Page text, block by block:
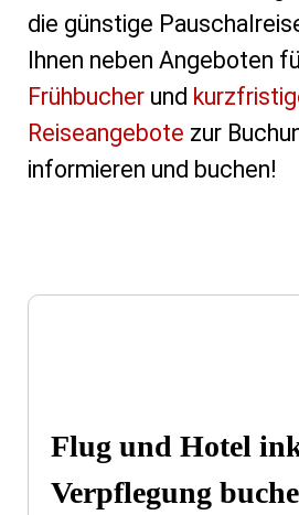
die günstige
Ihnen neben Angeboten
Frühbucher und
Reiseangebote zur
informieren und buchen!
Flug und Hotel
Verpflegung